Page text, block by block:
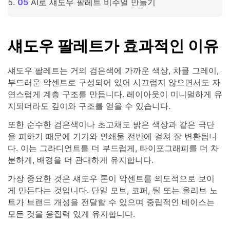
섀도우 팔레트가 효과적인 이유
섀도우 팔레트는 거의 검은색에 가까운 색상, 차콜 그레이,
부드러운 악센트로 구성되어 있어 시끄럽지 않으면서도 자
연스럽게 계층 구조를 만듭니다. 레이아웃이 미니멀하게 유
지되더라도 깊이와 구조를 얻을 수 있습니다.
또한 순수한 검은색이나 초고채도 밝은 색상과 같은 극단
을 피하기 때문에 기기와 인쇄물 전반에 걸쳐 잘 변환됩니
다. 이는 그라디언트를 더 부드럽게, 타이포그래피를 더 차
분하게, 배경을 더 관대하게 유지합니다.
가장 중요한 것은 섀도우 톤이 악센트를 의도적으로 보이
게 만든다는 것입니다. 단일 모브, 코퍼, 틸 또는 올리브 노
트가 브랜드 개성을 전달할 수 있으며 중립적인 베이스는
모든 것을 응집력 있게 유지합니다.